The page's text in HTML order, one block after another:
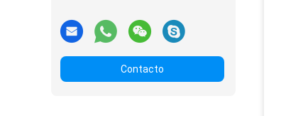
Contacto